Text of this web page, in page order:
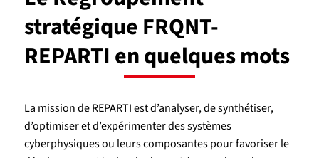
stratégique FRQNT-
REPARTI en quelques mots
La mission de REPARTI est d’analyser, de synthétiser,
d’optimiser et d’expérimenter des systèmes
cyberphysiques ou leurs composantes pour favoriser le